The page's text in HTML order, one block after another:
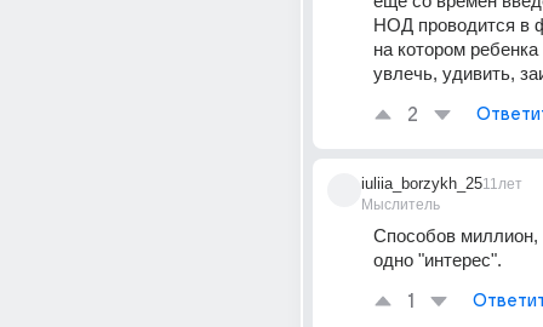
НОД проводится в
на котором
увлечь, удивить,
2
iuliia_borzykh_25
Мыслитель
11лет
Способов миллион,
одно "интерес".
1